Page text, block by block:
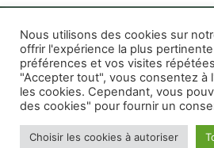
Rife WordPress Theme|
photo thérapeutique
Photographe mariage et
Photographe commercial
Nous utilisons des cookies sur
offrir l'expérience la plus
préférences et vos visites
"Accepter tout", vous consentez à
les cookies. Cependant, vous
des cookies" pour fournir un
Choisir les cookies à autoriser